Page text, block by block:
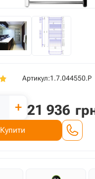
Артикул:1.7.044550.P
+ 21 936
Купити